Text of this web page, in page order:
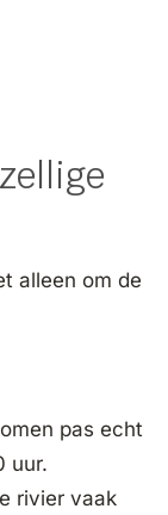
alleen om de
pas echt
uur.
rivier vaak